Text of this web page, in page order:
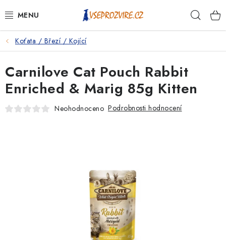
na
PSI
KOČKY
KONĚ
KRÁLÍCI/HLODAVCI/PTÁCI
Koťata / Březí / Kojící
Carnilove Cat Pouch Rabbit
Enriched & Marig 85g Kitten
Neohodnoceno Podrobnosti hodnocení